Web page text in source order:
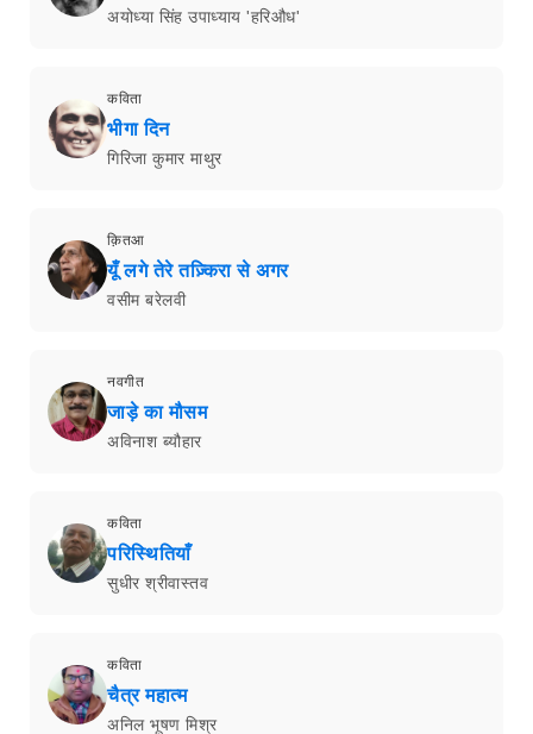
अयोध्या सिंह उपाध्याय 'हरिऔध'
कविता
भीगा दिन
गिरिजा कुमार माथुर
क़ितआ
यूँ लगे तेरे तज़्किरा से अगर
वसीम बरेलवी
नवगीत
जाड़े का मौसम
अविनाश ब्यौहार
कविता
परिस्थितियाँ
सुधीर श्रीवास्तव
कविता
चैत्र महात्म
अनिल भूषण मिश्र